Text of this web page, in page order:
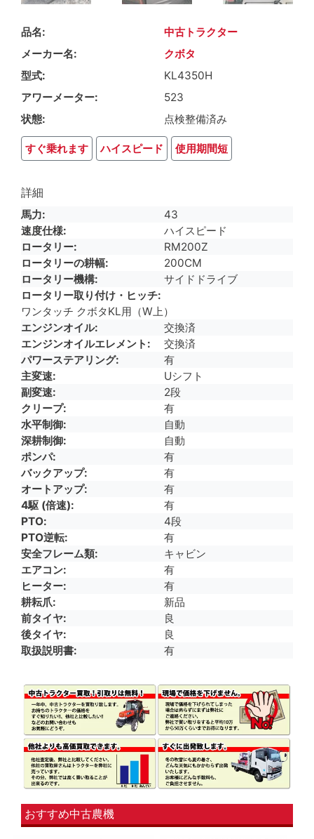
品名
中古トラクター
メーカー名
クボタ
型式
KL4350H
アワーメーター
523
状態
点検整備済み
すぐ乗れます ハイスピード 使用期間短
詳細
馬力
43
速度仕様
ハイスピード
ロータリー
RM200Z
ロータリーの耕幅
200CM
ロータリー機構
サイドドライブ
ロータリー取り付け・ヒッチ
ワンタッチ クボタKL用（W上）
エンジンオイル
交換済
エンジンオイルエレメント
交換済
パワーステアリング
有
主変速
Uシフト
副変速
2段
クリープ
有
水平制御
自動
深耕制御
自動
ポンパ
有
バックアップ
有
オートアップ
有
4駆 (倍速)
有
PTO
4段
PTO逆転
有
安全フレーム類
キャビン
エアコン
有
ヒーター
有
耕耘爪
新品
前タイヤ
良
後タイヤ
良
取扱説明書
有
おすすめ中古農機